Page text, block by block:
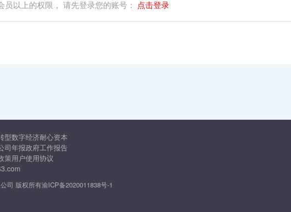
员以上的权限， 请先登录您的账号： 点击登录
型数字经济耐心资本
司年报政府工作报告
策用户使用协议
司 版权所有渝ICP备2020011838号-1